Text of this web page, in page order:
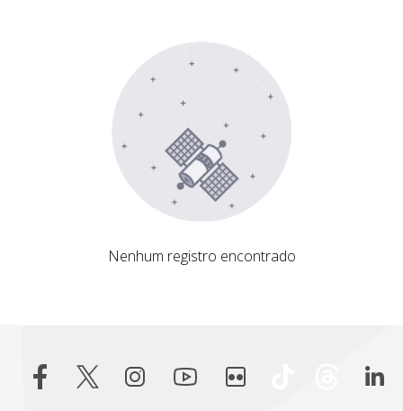
Nenhum registro encontrado
Nenhum registro encontrado